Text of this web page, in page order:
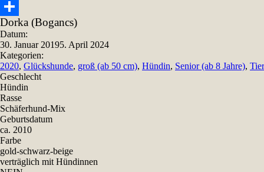
Snapchat
Teilen
Dorka (Bogancs)
Datum:
30. Januar 20195. April 2024
Kategorien:
2020, Glückshunde, groß (ab 50 cm), Hündin, Senior (ab 8 Jahre),
Geschlecht
Hündin
Rasse
Schäferhund-Mix
Geburtsdatum
ca. 2010
Farbe
gold-schwarz-beige
verträglich mit Hündinnen